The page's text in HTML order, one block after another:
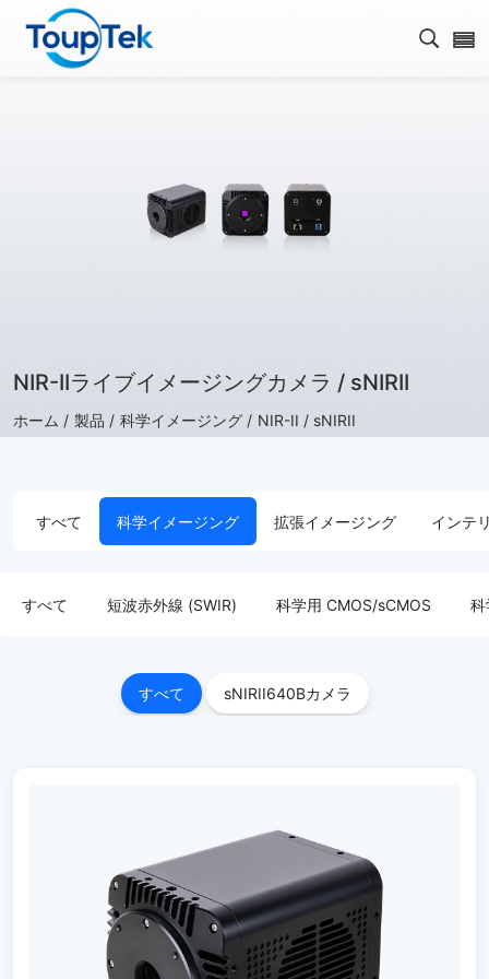
検索
NIR-IIライブイメージングカメラ / sNIRII
ホーム / 製品 / 科学イメージング / NIR-II / sNIRII
すべて 科学イメージング 拡張イメージング インテ
すべて 短波赤外線 (SWIR) 科学用 CMOS/sCMOS 科
すべて sNIRII640Bカメラ